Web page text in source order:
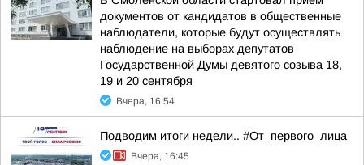
документов от кандидатов в общественные
наблюдатели, которые будут осуществлять
наблюдение на выборах депутатов
Государственной Думы девятого созыва 18,
19 и 20 сентября
Вчера, 16:54
Подводим итоги недели.. #От_первого_лица
Вчера, 16:45